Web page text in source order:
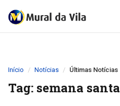
Início Notícias Últimas Notícias
Tag: semana santa